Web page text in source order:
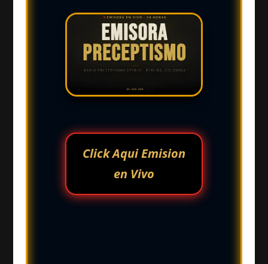
Click Aqui Emision
en Vivo